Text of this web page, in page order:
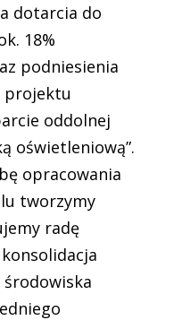
dotarcia do
18%
podniesienia
projektu
oddolnej
oświetleniową”.
opracowania
tworzymy
radę